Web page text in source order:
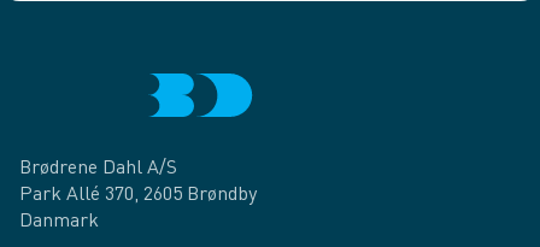
Brødrene Dahl A/S
Park Allé 370, 2605 Brøndby
Danmark